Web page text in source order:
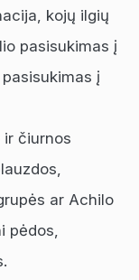
kojų ilgių
pasisukimas į
į
čiurnos
ar Achilo
pėdos,